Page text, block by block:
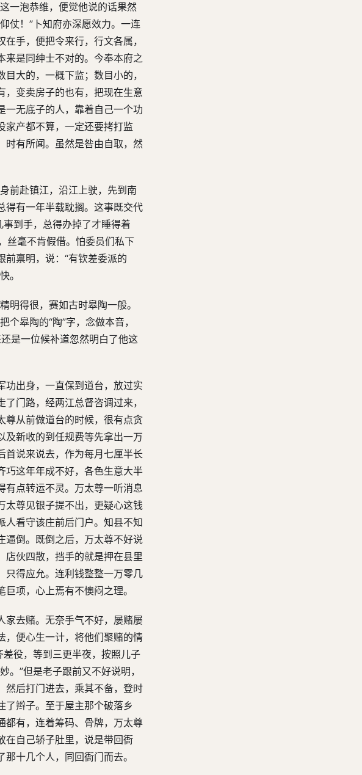
一泡恭维，便觉他说的话果然
仗！”卜知府亦深愿效力。一连
手，便把令来行，行文各属，
来是同绅士不对的。今奉本府之
大的，一概下监；数目小的，
，变卖房子的也有，把现在生意
一无底子的人，靠着自己一个功
家产都不算，一定还要拷打监
时有所闻。虽然是咎由自取，然
前赴镇江，沿江上驶，先到南
得有一年半载耽搁。这事既交代
到手，总得办掉了才睡得着
丝毫不肯假借。怕委员们私下
禀明，说：“有钦差委派的
。
明得很，赛如古时皋陶一般。
皋陶的“陶”字，念做本音，
是一位候补道忽然明白了他这
功出身，一直保到道台，放过实
门路，经两江总督咨调过来，
尊从前做道台的时候，很有点贪
及新收的到任规费等先拿出一万
首说来说去，作为每月七厘半长
巧这年年成不好，各色生意大半
有点转运不灵。万太尊一听消息
太尊见银子提不出，更疑心这钱
人看守该庄前后门户。知县不知
逼倒。既倒之后，万太尊不好说
店伙四散，挡手的就是押在县里
只得应允。连利钱整整一万零几
项，心上焉有不懊闷之理。
家去赌。无奈手气不好，屡赌屡
，便心生一计，将他们聚赌的情
役，等到三更半夜，按照儿子
”但是老子跟前又不好说明，
然后打门进去，乘其不备，登时
了辫子。至于屋主那个破落乡
都有，连着筹码、骨牌，万太尊
在自己轿子肚里，说是带回衙
十几个人，同回衙门而去。